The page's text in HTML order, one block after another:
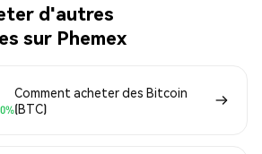
d'autres
sur Phemex
Comment acheter des Bitcoin
(BTC)